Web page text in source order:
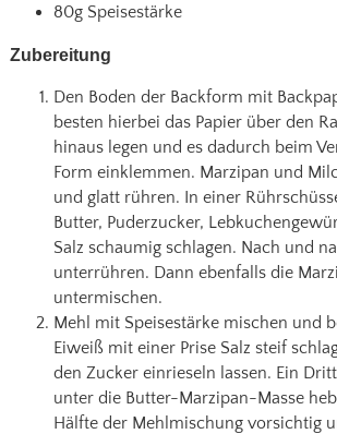
80g Speisestärke
Zubereitung
Den Boden der Backform mit
besten hierbei das Papier über den
hinaus legen und es dadurch beim
Form einklemmen. Marzipan und
und glatt rühren. In einer
Butter, Puderzucker,
Salz schaumig schlagen. Nach und
unterrühren. Dann ebenfalls die
untermischen.
Mehl mit Speisestärke mischen und
Eiweiß mit einer Prise Salz steif
den Zucker einrieseln lassen. Ein
unter die Butter-Marzipan-Masse
Hälfte der Mehlmischung vorsichtig